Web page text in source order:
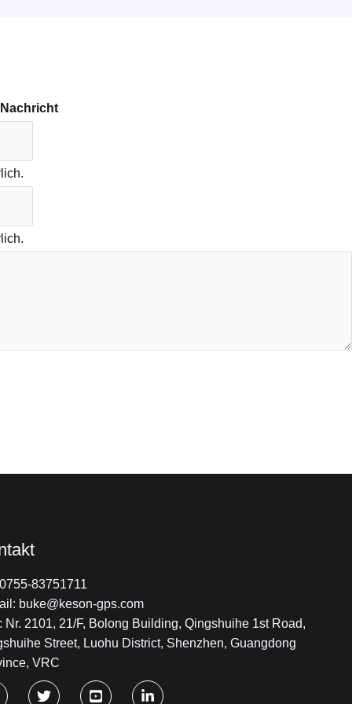
83751711
buke@keson-gps.com
Nr. 2101, 21/F, Bolong Building, Qingshuihe 1st Road,
Street, Luohu District, Shenzhen, Guangdong
VRC